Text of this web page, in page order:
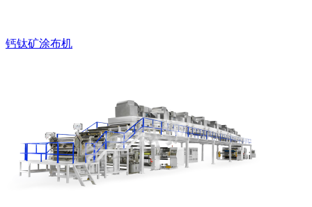
钙钛矿涂布机